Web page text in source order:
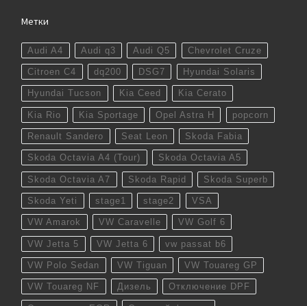
Метки
Audi A4 Audi q3 Audi Q5 Chevrolet Cruze
Citroen C4 dq200 DSG7 Hyundai Solaris
Hyundai Tucson Kia Ceed Kia Cerato
Kia Rio Kia Sportage Opel Astra H popcorn
Renault Sandero Seat Leon Skoda Fabia
Skoda Octavia A4 (Tour) Skoda Octavia A5
Skoda Octavia A7 Skoda Rapid Skoda Superb
Skoda Yeti stage1 stage2 VSA
VW Amarok VW Caravelle VW Golf 6
VW Jetta 5 VW Jetta 6 vw passat b6
VW Polo Sedan VW Tiguan VW Touareg GP
VW Touareg NF Дизель Отключение DPF